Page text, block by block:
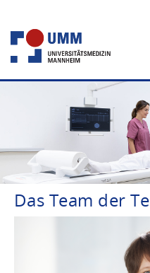
Das Team der